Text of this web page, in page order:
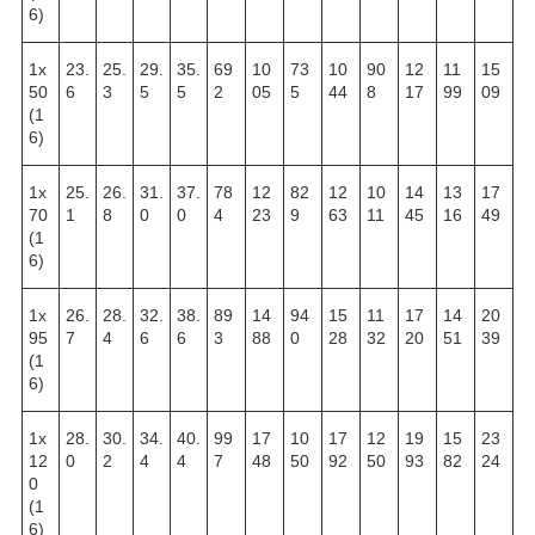
6)
1х
50
(1
6)
23.
6
25.
3
29.
5
35.
5
69
2
10
05
73
5
10
44
90
8
12
17
11
99
15
09
1х
70
(1
6)
25.
1
26.
8
31.
0
37.
0
78
4
12
23
82
9
12
63
10
11
14
45
13
16
17
49
1х
95
(1
6)
26.
7
28.
4
32.
6
38.
6
89
3
14
88
94
0
15
28
11
32
17
20
14
51
20
39
1х
12
0
(1
6)
28.
0
30.
2
34.
4
40.
4
99
7
17
48
10
50
17
92
12
50
19
93
15
82
23
24